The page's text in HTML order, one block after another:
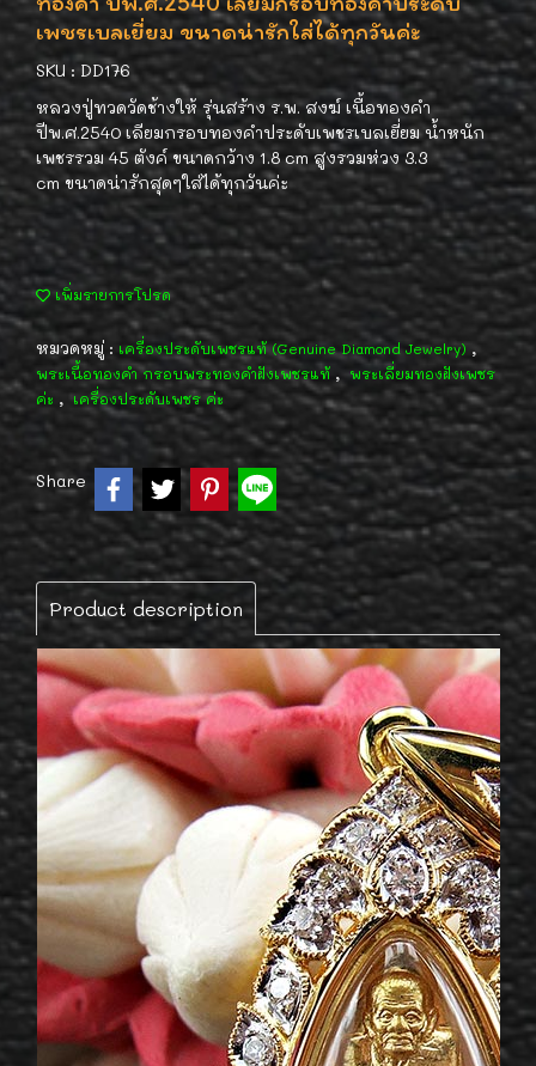
เพชรเบลเยี่ยม ขนาดน่ารักใส่ได้ทุกวันค่ะ
SKU : DD176
หลวงปู่ทวดวัดช้างให้ รุ่นสร้าง ร.พ. สงฆ์ เนื้อทองคำ
ปีพ.ศ.2540 เลียมกรอบทองคำประดับเพชรเบลเยี่ยม น้ำหนัก
เพชรรวม 45 ตังค์ ขนาดกว้าง 1.8 cm สูงรวมห่วง 3.3
cm ขนาดน่ารักสุดๆใส่ได้ทุกวันค่ะ
เพิ่มรายการโปรด
หมวดหมู่ : เครื่องประดับเพชรแท้ (Genuine Diamond Jewelry) ,
พระเนื้อทองคำ กรอบพระทองคำฝังเพชรแท้ , พระเลี่ยมทองฝังเพชร
ค่ะ , เครื่องประดับเพชร ค่ะ
Share
Product description